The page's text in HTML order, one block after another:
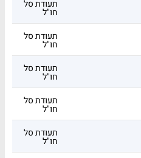
תעודת סל
חו"ל
תעודת סל
חו"ל
תעודת סל
חו"ל
תעודת סל
חו"ל
תעודת סל
חו"ל